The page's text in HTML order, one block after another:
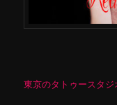
東京のタトゥースタ